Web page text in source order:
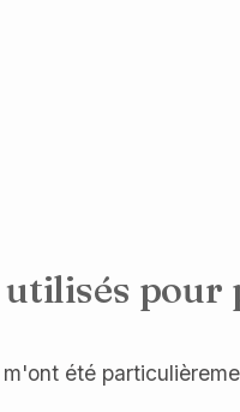
pour
m'ont été